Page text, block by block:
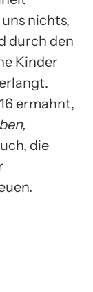
nichts,
durch den
Kinder
ermahnt,
die